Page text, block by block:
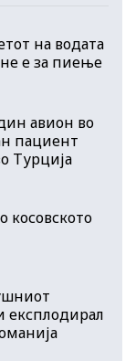
на водата
е за пиење
авион во
пациент
Турција
косовското
експлодирал